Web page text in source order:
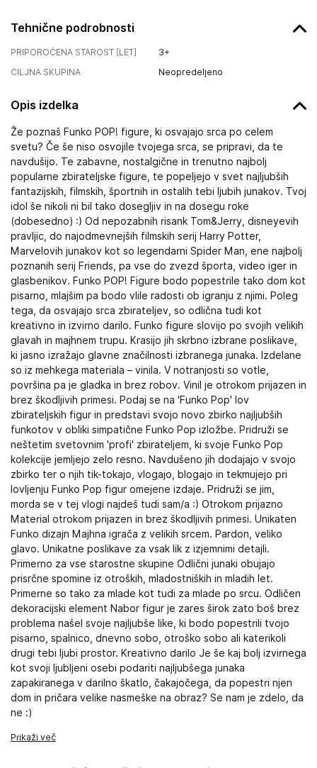
Tehnične podrobnosti
PRIPOROČENA STAROST [LET]
3+
CILJNA SKUPINA
Neopredeljeno
Opis izdelka
Že poznaš Funko POP! figure, ki osvajajo srca po celem
svetu? Če še niso osvojile tvojega srca, se pripravi, da te
navdušijo. Te zabavne, nostalgične in trenutno najbolj
popularne zbirateljske figure, te popeljejo v svet najljubših
fantazijskih, filmskih, športnih in ostalih tebi ljubih junakov. Tvoj
idol še nikoli ni bil tako dosegljiv in na dosegu roke
(dobesedno) :) Od nepozabnih risank Tom&Jerry, disneyevih
pravljic, do najodmevnejših filmskih serij Harry Potter,
Marvelovih junakov kot so legendarni Spider Man, ene najbolj
poznanih serij Friends, pa vse do zvezd športa, video iger in
glasbenikov. Funko POP! Figure bodo popestrile tako dom kot
pisarno, mlajšim pa bodo vlile radosti ob igranju z njimi. Poleg
tega, da osvajajo srca zbirateljev, so odlična tudi kot
kreativno in izvirno darilo. Funko figure slovijo po svojih velikih
glavah in majhnem trupu. Krasijo jih skrbno izbrane poslikave,
ki jasno izražajo glavne značilnosti izbranega junaka. Izdelane
so iz mehkega materiala – vinila. V notranjosti so votle,
površina pa je gladka in brez robov. Vinil je otrokom prijazen in
brez škodljivih primesi. Podaj se na 'Funko Pop' lov
zbirateljskih figur in predstavi svojo novo zbirko najljubših
funkotov v obliki simpatične Funko Pop izložbe. Pridruži se
neštetim svetovnim 'profi' zbirateljem, ki svoje Funko Pop
kolekcije jemljejo zelo resno. Navdušeno jih dodajajo v svojo
zbirko ter o njih tik-tokajo, vlogajo, blogajo in tekmujejo pri
lovljenju Funko Pop figur omejene izdaje. Pridruži se jim,
morda se v tej vlogi najdeš tudi sam/a :) Otrokom prijazno
Material otrokom prijazen in brez škodljivih primesi. Unikaten
Funko dizajn Majhna igrača z velikih srcem. Pardon, veliko
glavo. Unikatne poslikave za vsak lik z izjemnimi detajli.
Primerno za vse starostne skupine Odlični junaki obujajo
prisrčne spomine iz otroških, mladostniških in mladih let.
Primerne so tako za mlade kot tudi za mlade po srcu. Odličen
dekoracijski element Nabor figur je zares širok zato boš brez
problema našel svoje najljubše like, ki bodo popestrili tvojo
pisarno, spalnico, dnevno sobo, otroško sobo ali katerikoli
drugi tebi ljubi prostor. Kreativno darilo Je še kaj bolj izvirnega
kot svoji ljubljeni osebi podariti najljubšega junaka
zapakiranega v darilno škatlo, čakajočega, da popestri njen
dom in pričara velike nasmeške na obraz? Se nam je zdelo, da
ne :)
Prikaži več